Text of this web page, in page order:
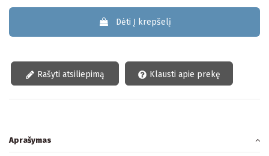
Dėti Į krepšelį
Rašyti atsiliepimą Klausti apie prekę
Aprašymas